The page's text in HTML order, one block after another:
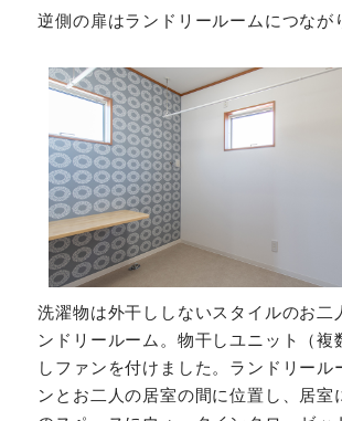
逆側の扉はランドリールームにつなが
洗濯物は外干ししないスタイルのお二
ンドリールーム。物干しユニット（複
しファンを付けました。ランドリール
ンとお二人の居室の間に位置し、居室